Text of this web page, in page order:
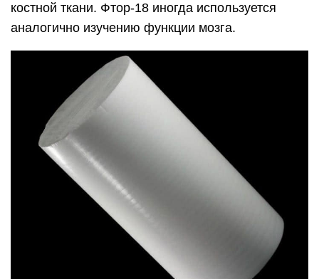
костной ткани. Фтор-18 иногда используется
аналогично изучению функции мозга.